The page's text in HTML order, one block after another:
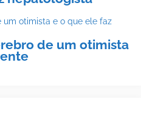
de um otimista